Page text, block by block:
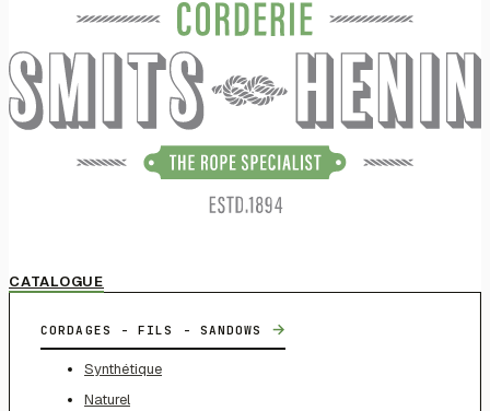
CATALOGUE
CORDAGES - FILS - SANDOWS →
Synthétique
Naturel